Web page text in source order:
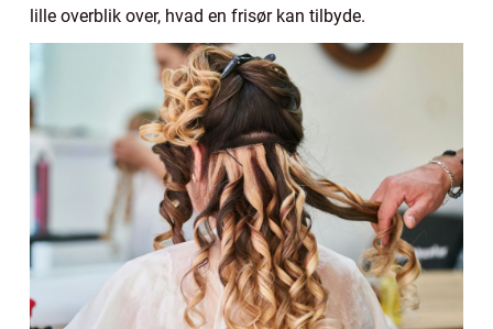
lille overblik over, hvad en frisør kan tilbyde.